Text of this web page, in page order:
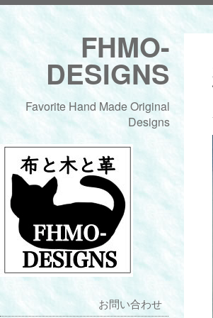
FHMO-
DESIGNS
Favorite Hand Made Original
Designs
お問い合わせ